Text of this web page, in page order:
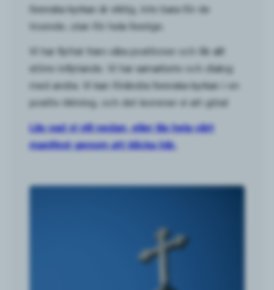
Svenska kyrkan är viktig, inte bara för de
troende, utan för hela Sverige.
Vi har flyttat fram våra positioner och får allt
större inflytande. Vi har samarbete och dialog
med andra. Vi kan förändra Svenska kyrkan i en
positiv riktning, och det kommer vi att göra!
Läs vad vi vill nedan, eller läs hela vårt
manifest genom att klicka här.